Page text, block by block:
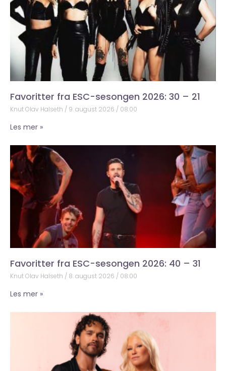
Favoritter fra ESC-sesongen 2026: 30 – 21
Knut Olav Halseth 9. august 2026 08:00
Les mer »
Favoritter fra ESC-sesongen 2026: 40 – 31
Knut Olav Halseth 8. august 2026 08:00
Les mer »